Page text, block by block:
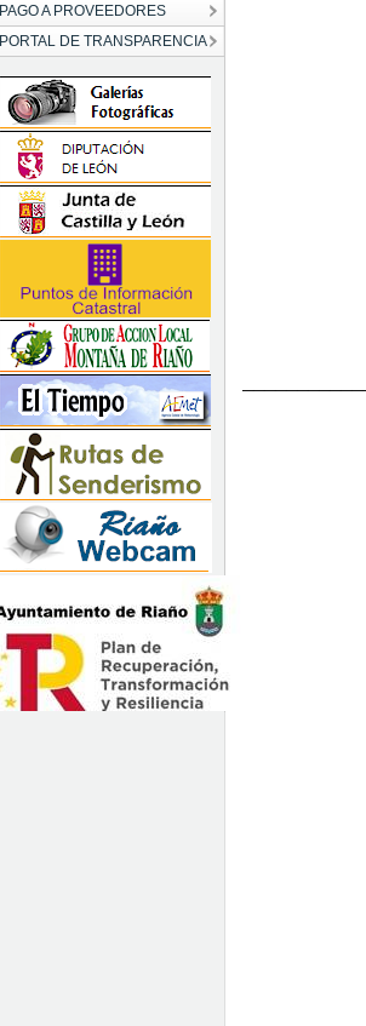
PAGO A PROVEEDORES
PORTAL DE TRANSPARENCIA